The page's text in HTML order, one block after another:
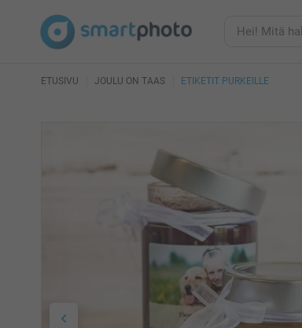
ETUSIVU JOULU ON TAAS ETIKETIT PURKEILLE